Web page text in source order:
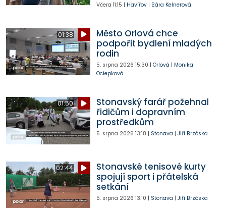
Včera 11:15 | Havířov| Bára Kelnerová
01:38
Město Orlová chce
podpořit bydlení mladých
rodin
5. srpna 2026 15:30 | Orlová | Monika
Ociepková
01:50
Stonavský farář požehnal
řidičům i dopravním
prostředkům
5. srpna 2026 13:18 | Stonava | Jiří Brzóska
02:44
Stonavské tenisové kurty
spojují sport i přátelská
setkání
5. srpna 2026 13:10 | Stonava | Jiří Brzóska